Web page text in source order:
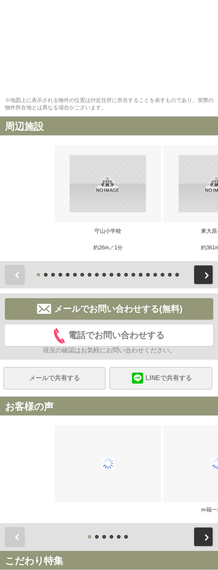
※地図上に表示される物件の位置は付近住所に所在することを表すものであり、実際の
物件所在地とは異なる場合がございます。
周辺施設
守山小学校
約26m／1分
東大原
約
メールでお問い合わせする(無料)
電話でお問い合わせする
現況の確認はお気軽にお問い合わせください。
メールで共有する LINEで共有する
お客様の声
㈱福一
こだわり特集